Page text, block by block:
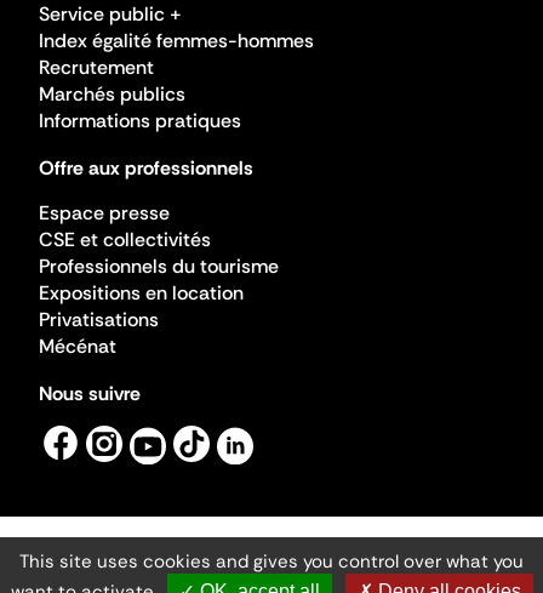
Service public +
Index égalité femmes-hommes
Recrutement
Marchés publics
Informations pratiques
Offre aux professionnels
Espace presse
CSE et collectivités
Professionnels du tourisme
Expositions en location
Privatisations
Mécénat
Nous suivre
Mentions légales
Gestion des cookies
This site uses cookies and gives you control over what you